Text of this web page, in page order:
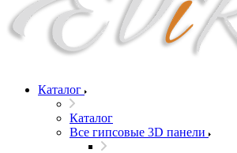
Каталог
Каталог
Все гипсовые 3D панели